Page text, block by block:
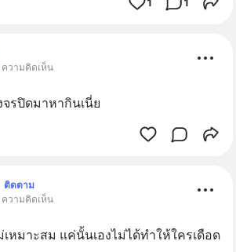
ความคิดเห็น
จรปิดมาหากินเนี่ย
ติดตาม
ความคิดเห็น
หมาะสม แค่นั้นเองไม่ได้ทำให้ใครเดือด